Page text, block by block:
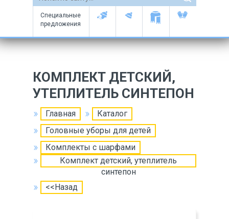
Специальные
предложения
КОМПЛЕКТ ДЕТСКИЙ,
УТЕПЛИТЕЛЬ СИНТЕПОН
Главная
Каталог
Головные уборы для детей
Комплекты с шарфами
Комплект детский, утеплитель
синтепон
<<Назад